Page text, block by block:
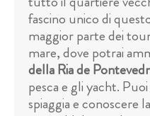
fascino unico di
maggior parte dei
mare, dove potrai
della Ria de
pesca e gli yacht.
spiaggia e conoscere